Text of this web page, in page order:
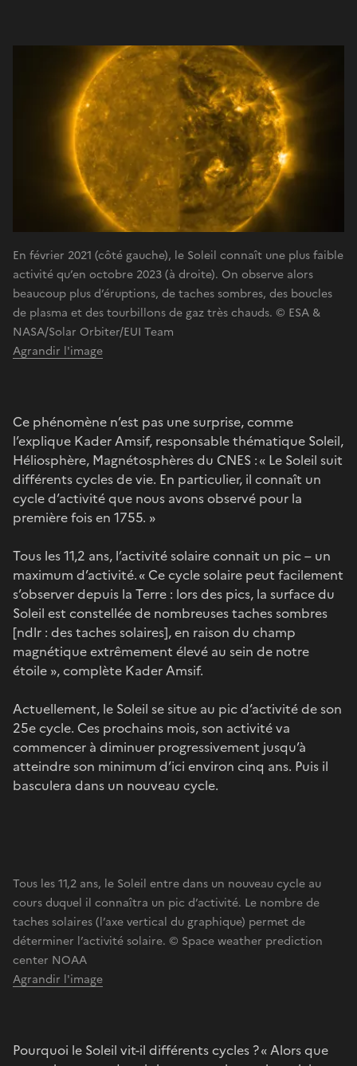
En février 2021 (côté gauche), le Soleil connaît une plus faible
activité qu’en octobre 2023 (à droite). On observe alors
beaucoup plus d’éruptions, de taches sombres, des boucles
de plasma et des tourbillons de gaz très chauds. © ESA &
NASA/Solar Orbiter/EUI Team
Agrandir l'image
Ce phénomène n’est pas une surprise, comme
l’explique Kader Amsif, responsable thématique Soleil,
Héliosphère, Magnétosphères du CNES : « Le Soleil suit
différents cycles de vie. En particulier, il connaît un
cycle d’activité que nous avons observé pour la
première fois en 1755. »
Tous les 11,2 ans, l’activité solaire connait un pic – un
maximum d’activité. « Ce cycle solaire peut facilement
s’observer depuis la Terre : lors des pics, la surface du
Soleil est constellée de nombreuses taches sombres
[ndlr : des taches solaires], en raison du champ
magnétique extrêmement élevé au sein de notre
étoile », complète Kader Amsif.
Actuellement, le Soleil se situe au pic d’activité de son
25e cycle. Ces prochains mois, son activité va
commencer à diminuer progressivement jusqu’à
atteindre son minimum d’ici environ cinq ans. Puis il
basculera dans un nouveau cycle.
Tous les 11,2 ans, le Soleil entre dans un nouveau cycle au
cours duquel il connaîtra un pic d’activité. Le nombre de
taches solaires (l’axe vertical du graphique) permet de
déterminer l’activité solaire. © Space weather prediction
center NOAA
Agrandir l'image
Pourquoi le Soleil vit-il différents cycles ? « Alors que